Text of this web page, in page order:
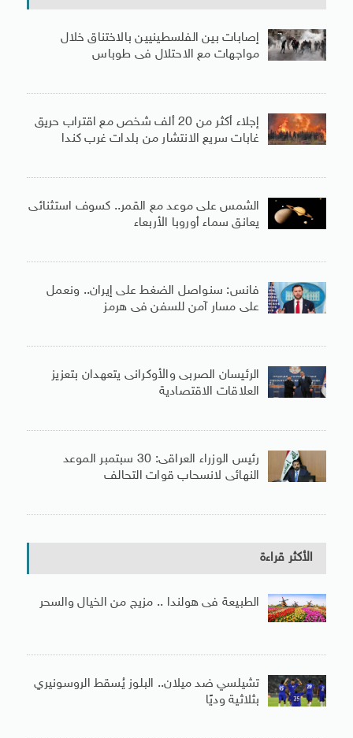
إصابات بين الفلسطينيين بالاختناق خلال
مواجهات مع الاحتلال فى طوباس
إجلاء أكثر من 20 ألف شخص مع اقتراب حريق
غابات سريع الانتشار من بلدات غرب كندا
الشمس على موعد مع القمر.. كسوف استثنائى
يعانق سماء أوروبا الأربعاء
فانس: سنواصل الضغط على إيران.. ونعمل
على مسار آمن للسفن فى هرمز
الرئيسان الصربى والأوكرانى يتعهدان بتعزيز
العلاقات الاقتصادية
رئيس الوزراء العراقى: 30 سبتمبر الموعد
النهائى لانسحاب قوات التحالف
الأكثر قراءة
الطبيعة فى هولندا .. مزيج من الخيال والسحر
تشيلسي ضد ميلان.. البلوز يُسقط الروسونيري
بثلاثية وديًا